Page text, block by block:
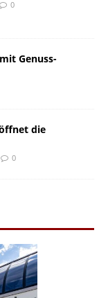
0
Genuss-
die
0